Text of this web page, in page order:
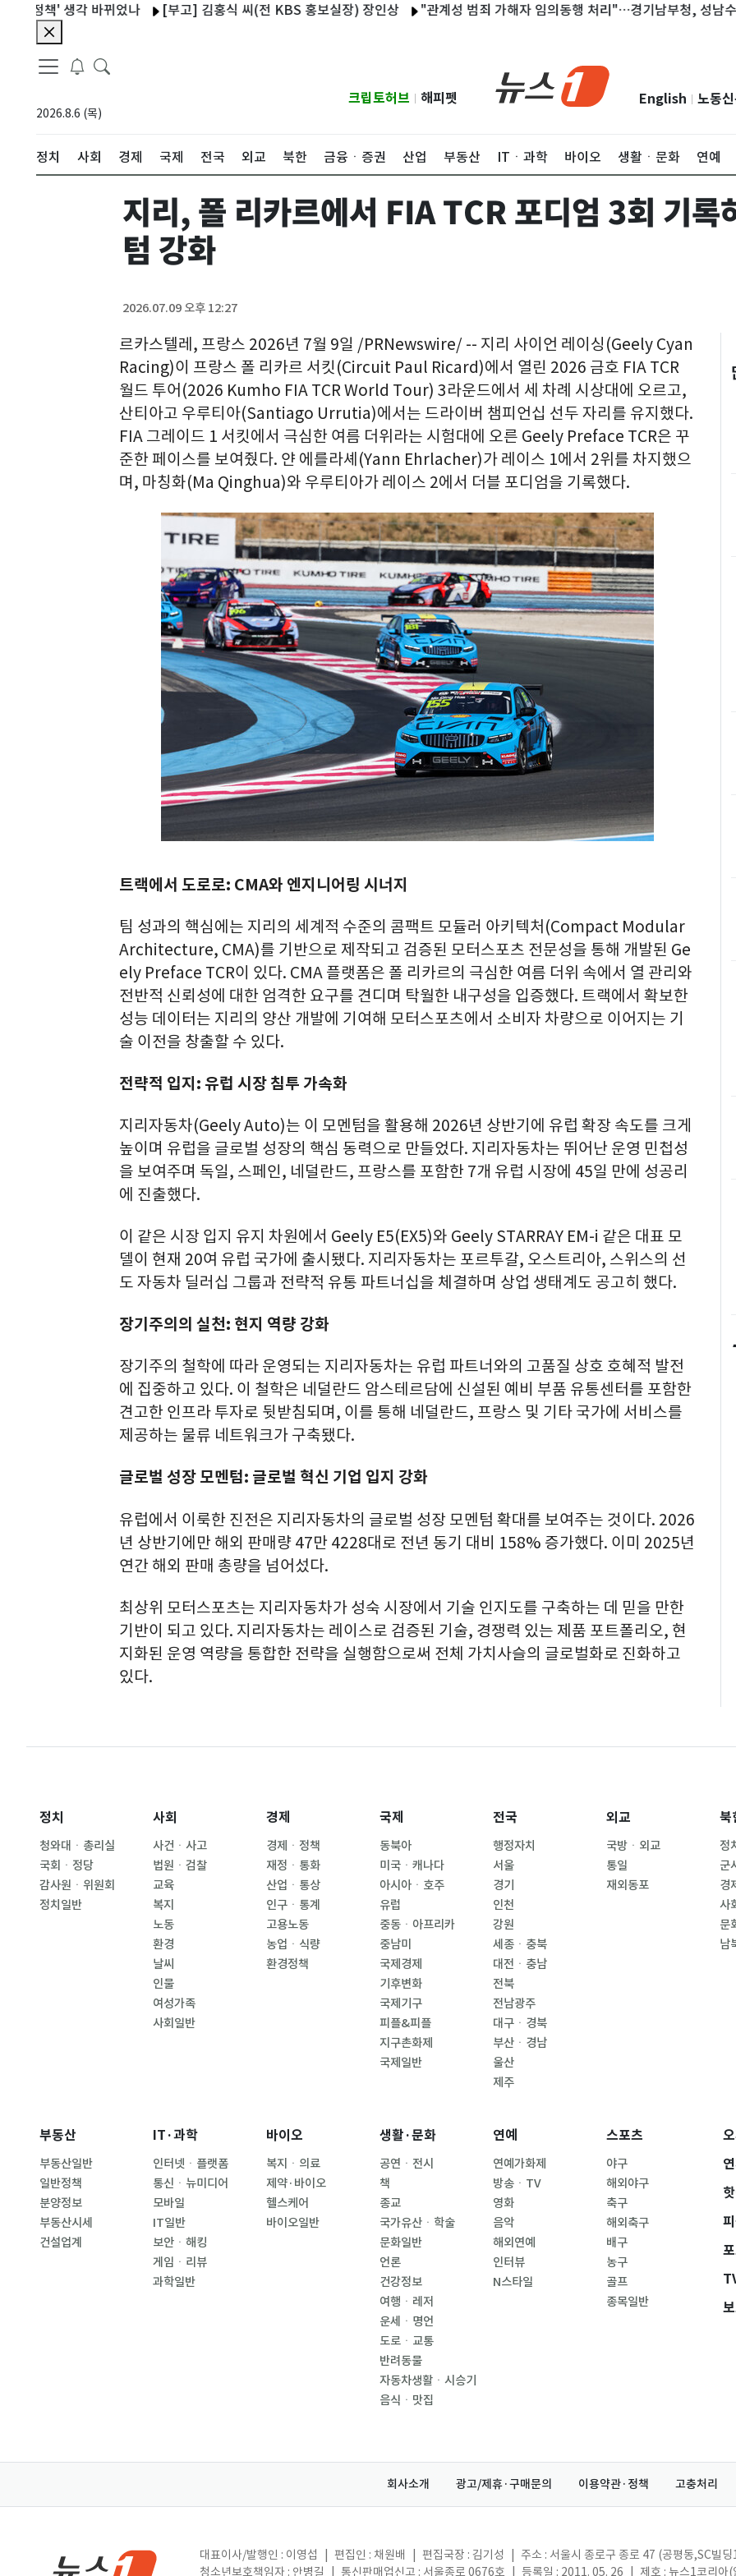
책' 생각 바뀌었나 [부고] 김홍식 씨(전 KBS 홍보실장) 장인상 "관계성 범죄 가해자 임의동행 처리"…경기남부청, 성남수정署
2026.8.6 (목)
크립토허브 해피펫 English 노동
정치 사회 경제 국제 전국 외교 북한 금융ㆍ증권 산업 부동산 ITㆍ과학 바이오 생활ㆍ문화 연예
지리, 폴 리카르에서 FIA TCR 포디엄 3회 기록
텀 강화
2026.07.09 오후 12:27
르카스텔레, 프랑스 2026년 7월 9일 /PRNewswire/ -- 지리 사이언 레이싱(Geely Cyan
Racing)이 프랑스 폴 리카르 서킷(Circuit Paul Ricard)에서 열린 2026 금호 FIA TCR
월드 투어(2026 Kumho FIA TCR World Tour) 3라운드에서 세 차례 시상대에 오르고,
산티아고 우루티아(Santiago Urrutia)에서는 드라이버 챔피언십 선두 자리를 유지했다.
FIA 그레이드 1 서킷에서 극심한 여름 더위라는 시험대에 오른 Geely Preface TCR은 꾸
준한 페이스를 보여줬다. 얀 에를라셰(Yann Ehrlacher)가 레이스 1에서 2위를 차지했으
며, 마칭화(Ma Qinghua)와 우루티아가 레이스 2에서 더블 포디엄을 기록했다.
트랙에서 도로로: CMA와 엔지니어링 시너지
팀 성과의 핵심에는 지리의 세계적 수준의 콤팩트 모듈러 아키텍처(Compact Modular
Architecture, CMA)를 기반으로 제작되고 검증된 모터스포츠 전문성을 통해 개발된 Ge
ely Preface TCR이 있다. CMA 플랫폼은 폴 리카르의 극심한 여름 더위 속에서 열 관리와
전반적 신뢰성에 대한 엄격한 요구를 견디며 탁월한 내구성을 입증했다. 트랙에서 확보한
성능 데이터는 지리의 양산 개발에 기여해 모터스포츠에서 소비자 차량으로 이어지는 기
술 이전을 창출할 수 있다.
전략적 입지: 유럽 시장 침투 가속화
지리자동차(Geely Auto)는 이 모멘텀을 활용해 2026년 상반기에 유럽 확장 속도를 크게
높이며 유럽을 글로벌 성장의 핵심 동력으로 만들었다. 지리자동차는 뛰어난 운영 민첩성
을 보여주며 독일, 스페인, 네덜란드, 프랑스를 포함한 7개 유럽 시장에 45일 만에 성공리
에 진출했다.
이 같은 시장 입지 유지 차원에서 Geely E5(EX5)와 Geely STARRAY EM-i 같은 대표 모
델이 현재 20여 유럽 국가에 출시됐다. 지리자동차는 포르투갈, 오스트리아, 스위스의 선
도 자동차 딜러십 그룹과 전략적 유통 파트너십을 체결하며 상업 생태계도 공고히 했다.
장기주의의 실천: 현지 역량 강화
장기주의 철학에 따라 운영되는 지리자동차는 유럽 파트너와의 고품질 상호 호혜적 발전
에 집중하고 있다. 이 철학은 네덜란드 암스테르담에 신설된 예비 부품 유통센터를 포함한
견고한 인프라 투자로 뒷받침되며, 이를 통해 네덜란드, 프랑스 및 기타 국가에 서비스를
제공하는 물류 네트워크가 구축됐다.
글로벌 성장 모멘텀: 글로벌 혁신 기업 입지 강화
유럽에서 이룩한 진전은 지리자동차의 글로벌 성장 모멘텀 확대를 보여주는 것이다. 2026
년 상반기에만 해외 판매량 47만 4228대로 전년 동기 대비 158% 증가했다. 이미 2025년
연간 해외 판매 총량을 넘어섰다.
최상위 모터스포츠는 지리자동차가 성숙 시장에서 기술 인지도를 구축하는 데 믿을 만한
기반이 되고 있다. 지리자동차는 레이스로 검증된 기술, 경쟁력 있는 제품 포트폴리오, 현
지화된 운영 역량을 통합한 전략을 실행함으로써 전체 가치사슬의 글로벌화로 진화하고
있다.
정치
청와대ㆍ총리실
국회ㆍ정당
감사원ㆍ위원회
정치일반
사회
사건ㆍ사고
법원ㆍ검찰
교육
복지
노동
환경
날씨
인물
여성가족
사회일반
경제
경제ㆍ정책
재정ㆍ통화
산업ㆍ통상
인구ㆍ통계
고용노동
농업ㆍ식량
환경정책
국제
동북아
미국ㆍ캐나다
아시아ㆍ호주
유럽
중동ㆍ아프리카
중남미
국제경제
기후변화
국제기구
피플&피플
지구촌화제
국제일반
전국
행정자치
서울
경기
인천
강원
세종ㆍ충북
대전ㆍ충남
전북
전남광주
대구ㆍ경북
부산ㆍ경남
울산
제주
외교
국방ㆍ외교
통일
재외동포
북
정
군
경
사
문
남
부동산
부동산일반
일반정책
분양정보
부동산시세
건설업계
IT·과학
인터넷ㆍ플랫폼
통신ㆍ뉴미디어
모바일
IT일반
보안ㆍ해킹
게임ㆍ리뷰
과학일반
바이오
복지ㆍ의료
제약·바이오
헬스케어
바이오일반
생활·문화
공연ㆍ전시
책
종교
국가유산ㆍ학술
문화일반
언론
건강정보
여행ㆍ레저
운세ㆍ명언
도로ㆍ교통
반려동물
자동차생활ㆍ시승기
음식ㆍ맛집
연예
연예가화제
방송ㆍTV
영화
음악
해외연예
인터뷰
N스타일
스포츠
야구
해외야구
축구
해외축구
배구
농구
골프
종목일반
회사소개 광고/제휴·구매문의 이용약관·정책 고충처리
대표이사/발행인 : 이영섭 편집인 : 채원배 편집국장 : 김기성 주소 : 서울시 종로구 종로 47 (공평동,SC빌
청소년보호책임자 : 안병길
통신판매업신고 : 서울종로 0676호 등록일 : 2011. 05. 26 제호 : 뉴스1코리아